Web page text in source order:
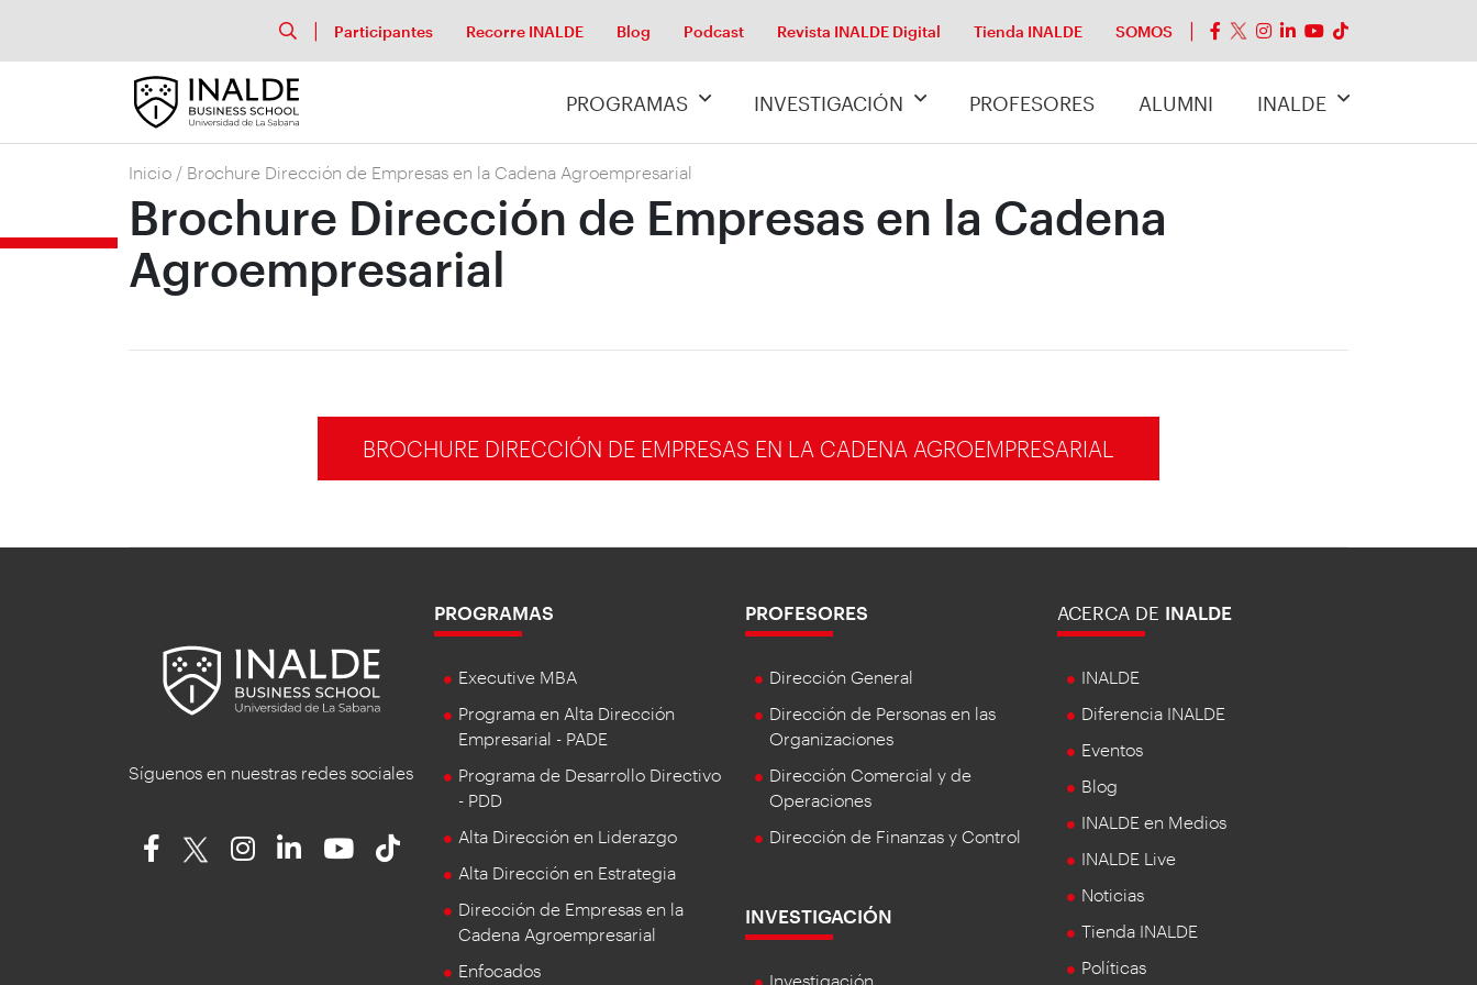
Participantes Recorre INALDE Blog Podcast Revista INALDE Digital Tienda INALDE SOMOS
PROGRAMAS INVESTIGACIÓN PROFESORES ALUMNI INALDE
Inicio / Brochure Dirección de Empresas en la Cadena Agroempresarial
Brochure Dirección de Empresas en la Cadena
Agroempresarial
BROCHURE DIRECCIÓN DE EMPRESAS EN LA CADENA AGROEMPRESARIAL
Síguenos en nuestras redes sociales
PROGRAMAS
Executive MBA
Programa en Alta Dirección
Empresarial - PADE
Programa de Desarrollo Directivo
- PDD
Alta Dirección en Liderazgo
Alta Dirección en Estrategia
Dirección de Empresas en la
Cadena Agroempresarial
Enfocados
PROFESORES
Dirección General
Dirección de Personas en las
Organizaciones
Dirección Comercial y de
Operaciones
Dirección de Finanzas y Control
INVESTIGACIÓN
Investigación
ACERCA DE INALDE
INALDE
Diferencia INALDE
Eventos
Blog
INALDE en Medios
INALDE Live
Noticias
Tienda INALDE
Políticas